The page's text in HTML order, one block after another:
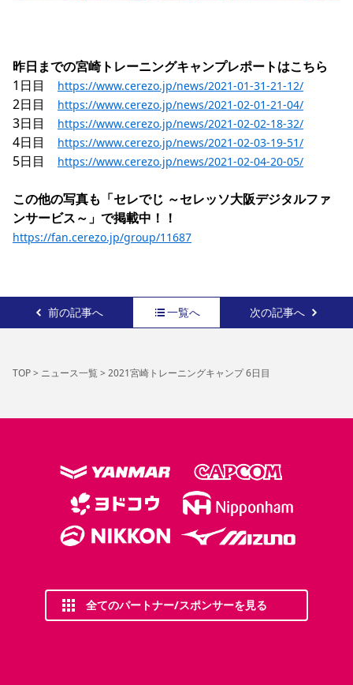
昨日までの宮崎トレーニングキャンプレポートはこちら
1日目
https://www.cerezo.jp/news/2021-01-31-21-12/
2日目 https://www.cerezo.jp/news/2021-02-01-21-04/
3日目 https://www.cerezo.jp/news/2021-02-02-18-32/
4日目 https://www.cerezo.jp/news/2021-02-03-19-51/
5日目 https://www.cerezo.jp/news/2021-02-04-20-05/
この他の写真も「セレでじ ～セレッソ大阪デジタルファ
ンサービス～」で掲載中！！
https://fan.cerezo.jp/group/11687
前の記事へ 一覧へ 次の記事へ
TOP> ニュース一覧> 2021宮崎トレーニングキャンプ 6日目
全てのパートナー/スポンサーを見る